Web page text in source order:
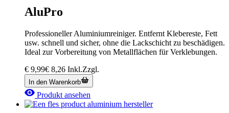
AluPro
Professioneller Aluminiumreiniger. Entfernt Klebereste, Fett
usw. schnell und sicher, ohne die Lackschicht zu beschädigen.
Ideal zur Vorbereitung von Metallflächen für Verklebungen.
€ 9,99€ 8,26 Inkl.Zzgl.
In den Warenkorb
Produkt ansehen